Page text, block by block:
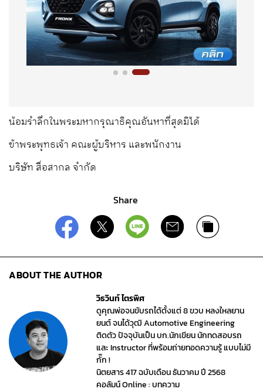
น้อมรำลึกในพระมหากรุณาธิคุณอันหาที่สุดมิได้
ข้าพระพุทธเจ้า คณะผู้บริหาร และพนักงาน
บริษัท สื่อสากล จำกัด
Share
ABOUT THE AUTHOR
วิธวินท์ ไตรพิศ
ดูคุณพ่อจนขับรถได้ตั้งแต่ 8 ขวบ หลงใหลยาน
ยนต์ จนได้วุฒิ Automotive Engineering
ติดตัว ปัจจุบันเป็น บก.นักเขียน นักทดสอบรถ
และ Instructor ที่พร้อมถ่ายทอดความรู้ แบบไม่มี
กั๊ก !
นิตยสาร 417 ฉบับเดือน ธันวาคม ปี 2568
คอลัมน์ Online : บทความ